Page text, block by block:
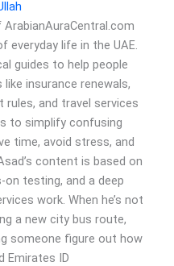
everyday life in the UAE.
guides to help people
insurance renewals,
and travel services
to simplify confusing
time, avoid stress, and
content is based on
on testing, and a deep
work. When he’s not
a new city bus route,
someone figure out how
Emirates ID.